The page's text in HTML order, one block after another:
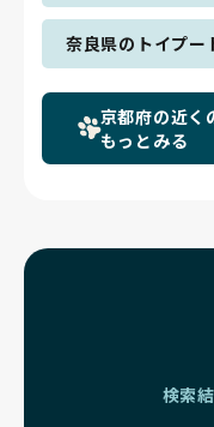
奈良県のトイプー
京都府の近く
もっとみる
検索